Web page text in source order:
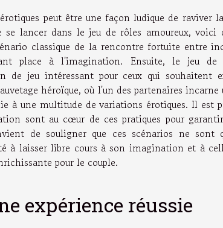
peut être une façon ludique de raviver
se lancer dans le jeu de rôles amoureux, voici
classique de la rencontre fortuite entre
place à l'imagination. Ensuite, le jeu
de jeu intéressant pour ceux qui souhaitent
héroïque, où l'un des partenaires
à une multitude de variations érotiques. Il est
sont au cœur de ces pratiques pour
de souligner que ces scénarios ne sont
à laisser libre cours à son imagination et à
pour le couple.
expérience réussie